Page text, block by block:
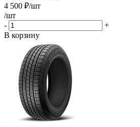
4 500 ₽/шт
/шт
-
+
В корзину